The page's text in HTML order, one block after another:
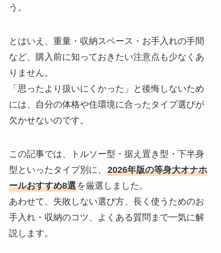
う。
とはいえ、重量・収納スペース・お手入れの手間
など、購入前に知っておきたい注意点も少なくあ
りません。
「思ったより扱いにくかった」と後悔しないため
には、自分の体格や住環境に合ったタイプ選びが
欠かせないのです。
この記事では、トルソー型・据え置き型・下半身
型といったタイプ別に、 2026年版の等身大オナホ
ールおすすめ8選を厳選しました。
あわせて、失敗しない選び方、長く使うためのお
手入れ・収納のコツ、よくある質問まで一気に解
説します。